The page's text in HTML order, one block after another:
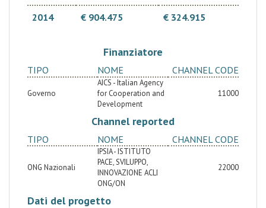
2014
€ 904.475 € 324.915
Finanziatore
TIPO NOME CHANNEL CODE
Governo
AICS - Italian Agency
for Cooperation and
Development
11000
Channel reported
TIPO NOME CHANNEL CODE
ONG Nazionali
IPSIA - ISTITUTO
PACE, SVILUPPO,
INNOVAZIONE ACLI
ONG/ON
22000
Dati del progetto